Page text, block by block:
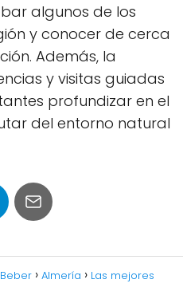
algunos de los
y conocer de cerca
Además, la
y visitas guiadas
profundizar en el
del entorno natural
Almería
Las mejores